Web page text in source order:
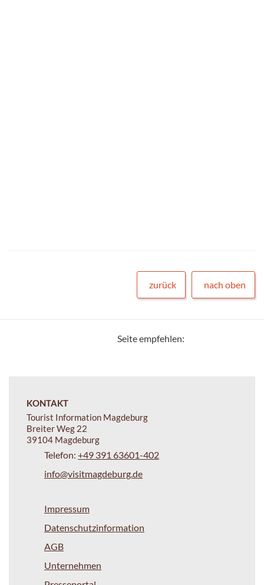
zurück nach oben
Seite empfehlen:
KONTAKT
Tourist Information Magdeburg
Breiter Weg 22
39104 Magdeburg
Telefon: +49 391 63601-402
info@visitmagdeburg.de
Impressum
Datenschutzinformation
AGB
Unternehmen